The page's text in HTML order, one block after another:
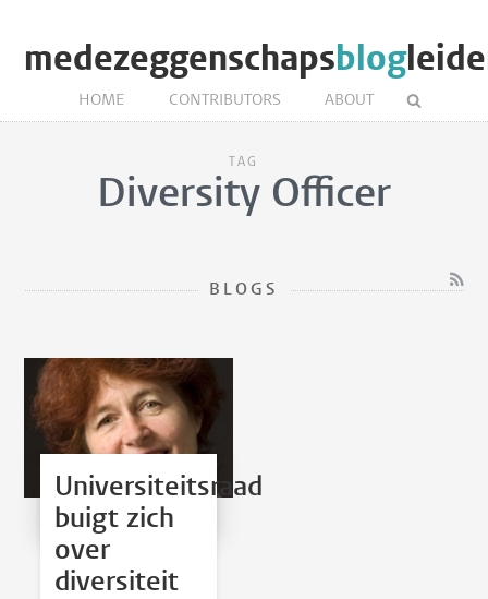
medezeggenschapsblog
HOME CONTRIBUTORS ABOUT
TAG
Diversity Officer
BLOGS
Universiteitsraad
buigt zich
over
diversiteit